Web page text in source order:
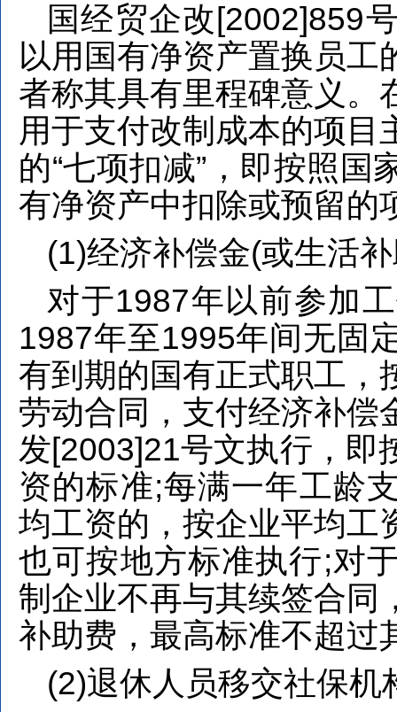
国经贸企改[2002]859
以用国有净资产置换员工
者称其具有里程碑意义。
用于支付改制成本的项目
的“七项扣减”，即按照
有净资产中扣除或预留的
(1)经济补偿金(或生活
对于1987年以前参加
1987年至1995年间无固
有到期的国有正式职工，
劳动合同，支付经济补偿
发[2003]21号文执行，即
资的标准;每满一年工龄
均工资的，按企业平均工
也可按地方标准执行;对
制企业不再与其续签合同
补助费，最高标准不超过
(2)退休人员移交社保机
1 2 3
1 2 3